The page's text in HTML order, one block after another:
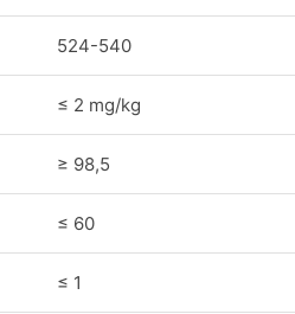
524-540
≤ 2 mg/kg
≥ 98,5
≤ 60
≤ 1